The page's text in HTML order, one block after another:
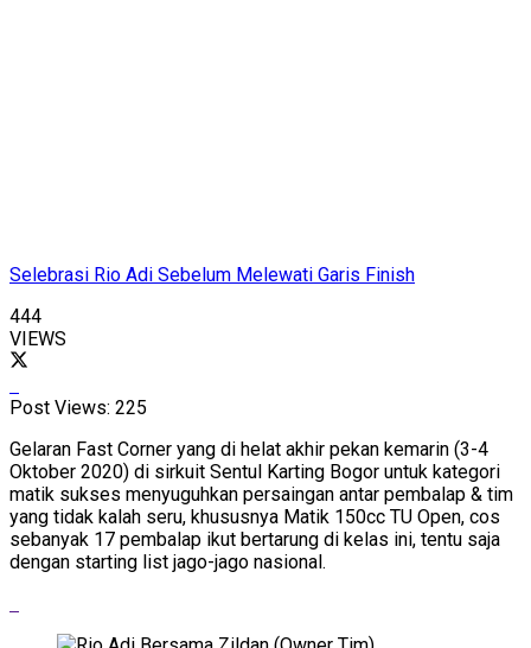
Selebrasi Rio Adi Sebelum Melewati Garis Finish
444
VIEWS
Post Views: 225
Gelaran Fast Corner yang di helat akhir pekan kemarin (3-4
Oktober 2020) di sirkuit Sentul Karting Bogor untuk kategori
matik sukses menyuguhkan persaingan antar pembalap & tim
yang tidak kalah seru, khususnya Matik 150cc TU Open, cos
sebanyak 17 pembalap ikut bertarung di kelas ini, tentu saja
dengan starting list jago-jago nasional.